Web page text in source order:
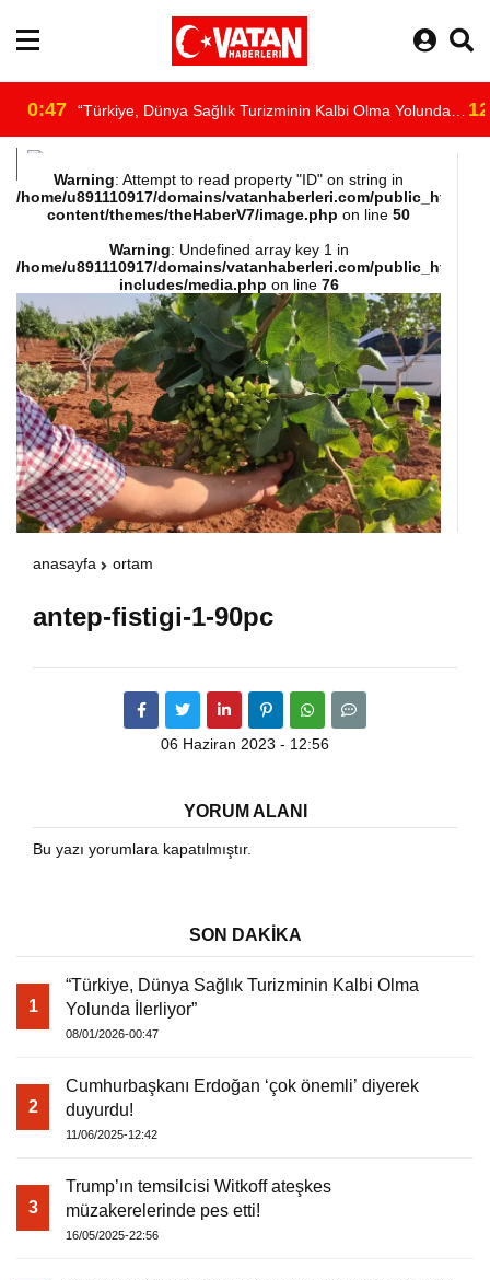
0:47 “Türkiye, Dünya Sağlık Turizminin Kalbi Olma Yolunda
content/themes/theHaberV7/dosyalar/moduller/header-
havadurumu.php
on line16
"
alt="hava"/>
/home/u891110917/domains/
havadurumu.php on line17
Warning: Attempt to read property "ID" on string in
/home/u891110917/domains/vatanhaberleri.com/public_html/
content/themes/theHaberV7/image.php on line 50
Warning: Undefined array key 1 in
/home/u891110917/domains/vatanhaberleri.com/public_html/
includes/media.php on line 76
anasayfa ortam
antep-fistigi-1-90pc
06 Haziran 2023 - 12:56
YORUM ALANI
Bu yazı yorumlara kapatılmıştır.
SON DAKİKA
1
“Türkiye, Dünya Sağlık Turizminin Kalbi Olma
Yolunda İlerliyor”
08/01/2026-00:47
2
Cumhurbaşkanı Erdoğan ‘çok önemli’ diyerek
duyurdu!
11/06/2025-12:42
3
Trump’ın temsilcisi Witkoff ateşkes
müzakerelerinde pes etti!
16/05/2025-22:56